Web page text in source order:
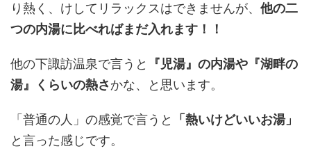
り熱く、けしてリラックスはできませんが、 他の二
つの内湯に比べればまだ入れます！！
他の下諏訪温泉で言うと
『児湯』の内湯や『湖畔の
湯』くらいの熱さかな、と思います。
「普通の人」の感覚で言うと
「熱いけどいいお湯」
と言った感じです。